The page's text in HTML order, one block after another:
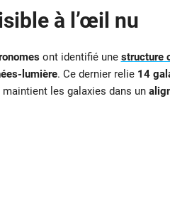
à l’œil nu
ont identifié une structure
lumière. Ce dernier relie 14
les galaxies dans un